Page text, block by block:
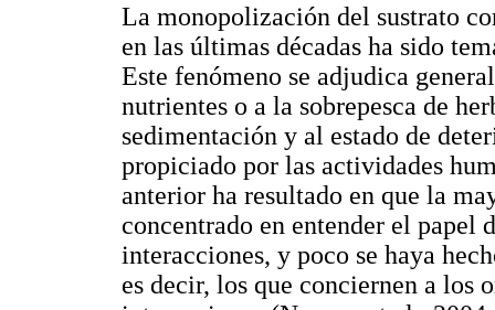
La monopolización del sustrato
en las últimas décadas ha sido
Este fenómeno se adjudica
nutrientes o a la sobrepesca de
sedimentación y al estado de
propiciado por las actividades
anterior ha resultado en que la
concentrado en entender el papel
interacciones, y poco se haya
es decir, los que conciernen a los